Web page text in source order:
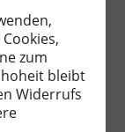
zum
bleibt
Widerrufs